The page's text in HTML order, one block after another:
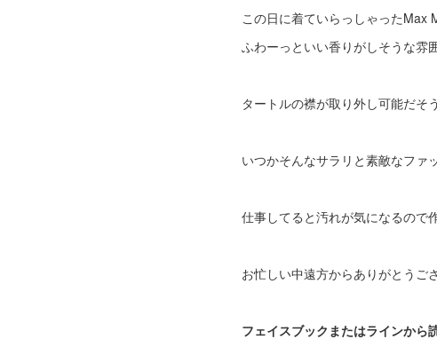
この日に着ていらっしゃった
ふわーっといい香りがしそうな雰
タートルの襟が取り外し可能だそ
いつかそんなサラリと素敵なフ
仕事してると汚れが気になるので
お忙しい中遠方からありがとう
フェイスブックまたはラインか